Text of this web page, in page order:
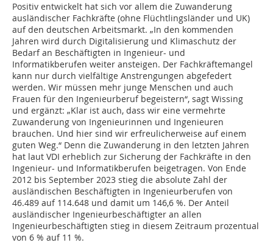
Positiv entwickelt hat sich vor allem die Zuwanderung
ausländischer Fachkräfte (ohne Flüchtlingsländer und UK)
auf den deutschen Arbeitsmarkt. „In den kommenden
Jahren wird durch Digitalisierung und Klimaschutz der
Bedarf an Beschäftigten in Ingenieur- und
Informatikberufen weiter ansteigen. Der Fachkräftemangel
kann nur durch vielfältige Anstrengungen abgefedert
werden. Wir müssen mehr junge Menschen und auch
Frauen für den Ingenieurberuf begeistern“, sagt Wissing
und ergänzt: „Klar ist auch, dass wir eine vermehrte
Zuwanderung von Ingenieurinnen und Ingenieuren
brauchen. Und hier sind wir erfreulicherweise auf einem
guten Weg.“ Denn die Zuwanderung in den letzten Jahren
hat laut VDI erheblich zur Sicherung der Fachkräfte in den
Ingenieur- und Informatikberufen beigetragen. Von Ende
2012 bis September 2023 stieg die absolute Zahl der
ausländischen Beschäftigten in Ingenieurberufen von
46.489 auf 114.648 und damit um 146,6 %. Der Anteil
ausländischer Ingenieurbeschäftigter an allen
Ingenieurbeschäftigten stieg in diesem Zeitraum prozentual
von 6 % auf 11 %.